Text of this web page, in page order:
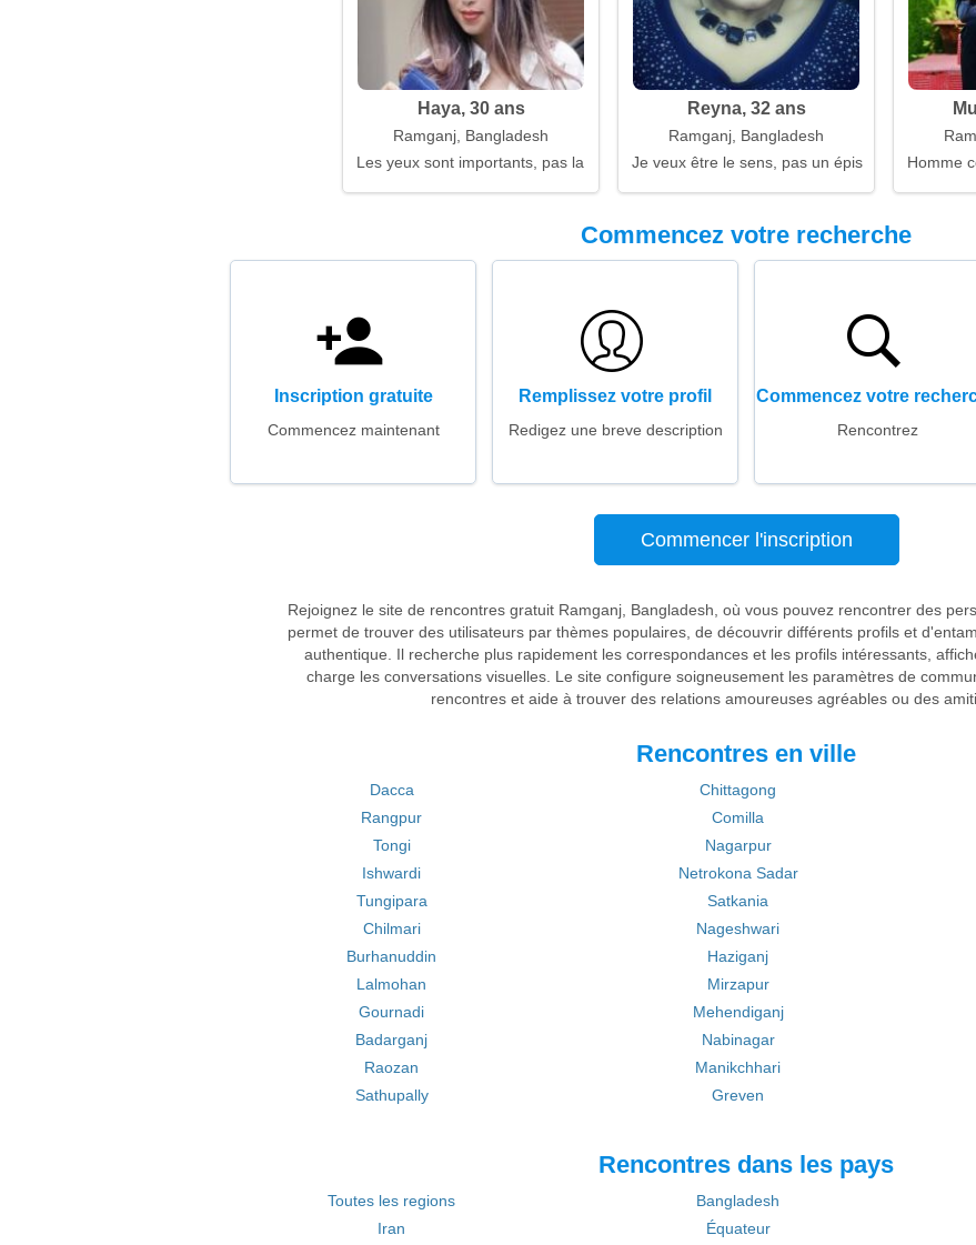
Haya, 30 ans
Ramganj, Bangladesh
Les yeux sont importants, pas la taille ni le poids
Reyna, 32 ans
Ramganj, Bangladesh
Je veux être le sens, pas un épisode
Homme
Commencez votre recherche
Inscription gratuite
Commencez maintenant
Remplissez votre profil
Redigez une breve description
Commencez votre
Rencontrez
Commencer l'inscription
Rejoignez le site de rencontres gratuit Ramganj, Bangladesh, où vous pouvez rencontrer des
permet de trouver des utilisateurs par thèmes populaires, de découvrir différents profils et
authentique. Il recherche plus rapidement les correspondances et les profils intéressants,
charge les conversations visuelles. Le site configure soigneusement les paramètres de
rencontres et aide à trouver des relations amoureuses agréables ou des
Rencontres en ville
Dacca Chittagong
Rangpur
Comilla
Tongi
Nagarpur
Ishwardi
Netrokona Sadar
Tungipara
Satkania
Chilmari
Nageshwari
Burhanuddin
Haziganj
Lalmohan
Mirzapur
Gournadi
Mehendiganj
Badarganj
Nabinagar
Raozan
Manikchhari
Sathupally
Greven
Rencontres dans les pays
Toutes les regions Bangladesh
Iran
Équateur